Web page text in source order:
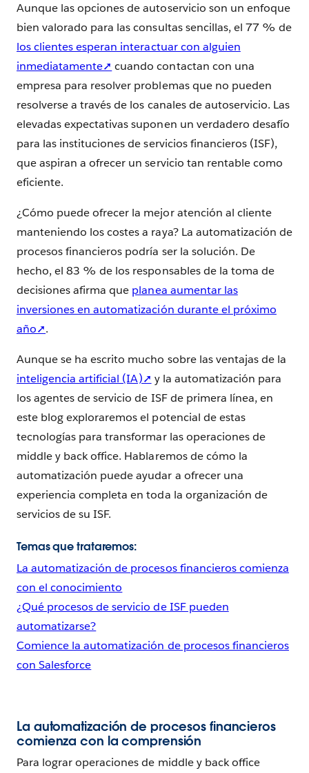
Aunque las opciones de autoservicio son un enfoque
bien valorado para las consultas sencillas, el 77 % de
los clientes esperan interactuar con alguien
inmediatamente➚ cuando contactan con una
empresa para resolver problemas que no pueden
resolverse a través de los canales de autoservicio. Las
elevadas expectativas suponen un verdadero desafío
para las instituciones de servicios financieros (ISF),
que aspiran a ofrecer un servicio tan rentable como
eficiente.
¿Cómo puede ofrecer la mejor atención al cliente
manteniendo los costes a raya? La automatización de
procesos financieros podría ser la solución. De
hecho, el 83 % de los responsables de la toma de
decisiones afirma que planea aumentar las
inversiones en automatización durante el próximo
año➚.
Aunque se ha escrito mucho sobre las ventajas de la
inteligencia artificial (IA)➚ y la automatización para
los agentes de servicio de ISF de primera línea, en
este blog exploraremos el potencial de estas
tecnologías para transformar las operaciones de
middle y back office. Hablaremos de cómo la
automatización puede ayudar a ofrecer una
experiencia completa en toda la organización de
servicios de su ISF.
Temas que trataremos:
La automatización de procesos financieros comienza
con el conocimiento
¿Qué procesos de servicio de ISF pueden
automatizarse?
Comience la automatización de procesos financieros
con Salesforce
La automatización de procesos financieros
comienza con la comprensión
Para lograr operaciones de middle y back office